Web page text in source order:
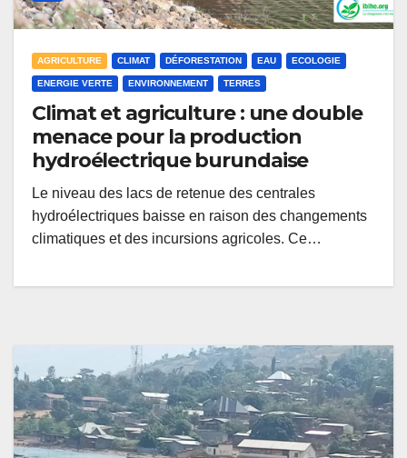
AGRICULTURE CLIMAT DÉFORESTATION EAU ECOLOGIE
ENERGIE VERTE ENVIRONNEMENT TERRES
Climat et agriculture : une double
menace pour la production
hydroélectrique burundaise
Le niveau des lacs de retenue des centrales
hydroélectriques baisse en raison des changements
climatiques et des incursions agricoles. Ce…